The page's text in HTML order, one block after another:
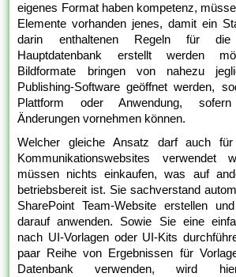
eigenes Format haben kompetenz,
Elemente vorhanden jenes, damit ein
darin enthaltenen Regeln für die
Hauptdatenbank erstellt werden
Bildformate bringen von nahezu
Publishing-Software geöffnet werden,
Plattform oder Anwendung,
Änderungen vornehmen können.
Welcher gleiche Ansatz darf auch für
Kommunikationswebsites verwendet
müssen nichts einkaufen, was auf
betriebsbereit ist. Sie sachverstand
SharePoint Team-Website erstellen
darauf anwenden. Sowie Sie eine
nach UI-Vorlagen oder UI-Kits
paar Reihe von Ergebnissen für
Datenbank verwenden, wird